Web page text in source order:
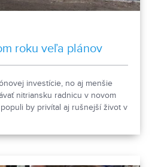
roku veľa plánov
investície, no aj menšie
nitriansku radnicu v novom
by privítal aj rušnejší život v